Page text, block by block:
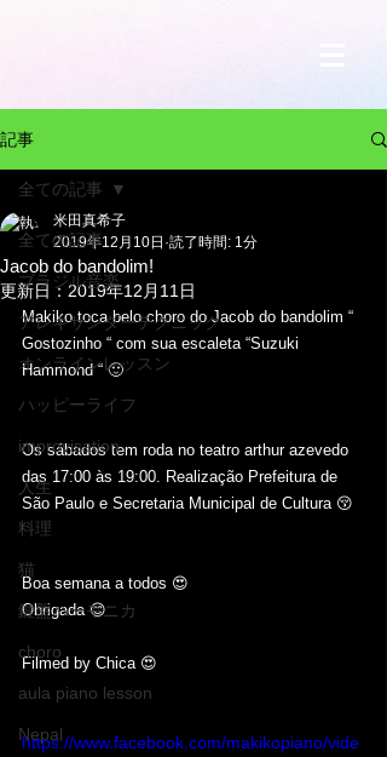
記事
全ての記事
ブラジル音楽
アレキサンダーテクニック
オンラインレッスン
ハッピーライフ
improvisation
人生
料理
猫
鍵盤ハーモニカ
choro
aula piano lesson
Nepal
全ての記事
Jacob do bandolim!
米田真希子
2019年12月10日 読了時間: 1分
更新日： 2019年12月11日
Makiko toca belo choro do Jacob do bandolim “
Gostozinho “ com sua escaleta “Suzuki
Hammond “ 🙂﻿
Os sábados tem roda no teatro arthur azevedo
das 17:00 às 19:00. Realização Prefeitura de
São Paulo e Secretaria Municipal de Cultura 😚﻿
﻿Boa semana a todos 😍
Obrigada 😊
Filmed by Chica 😍
https://www.facebook.com/makikopiano/vide